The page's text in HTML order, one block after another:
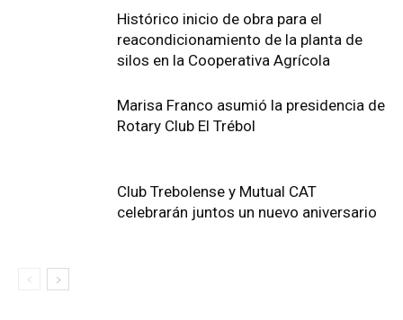
Histórico inicio de obra para el
reacondicionamiento de la planta de
silos en la Cooperativa Agrícola
Marisa Franco asumió la presidencia de
Rotary Club El Trébol
Club Trebolense y Mutual CAT
celebrarán juntos un nuevo aniversario